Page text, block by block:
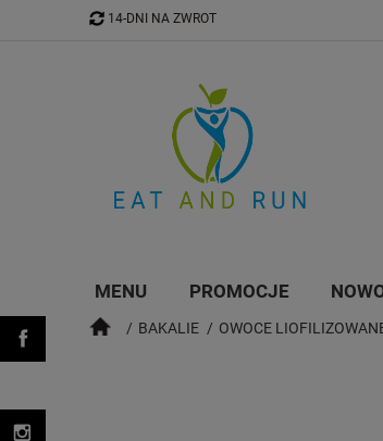
MENU PROMOCJE
BAKALIE OWOCE
14-DNI NA ZWROT